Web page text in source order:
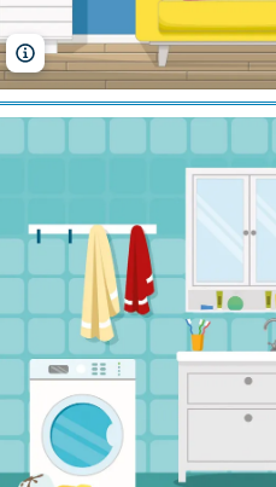
Gabi Wolf/Shutterstock